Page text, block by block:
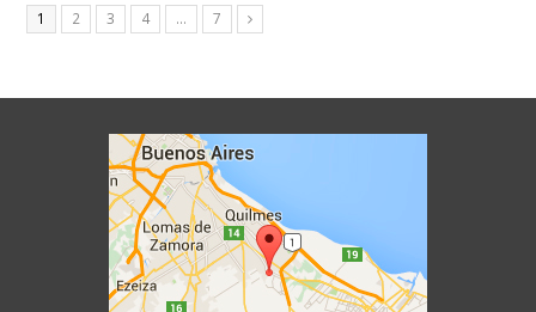
Page
1 Page
2 Page
3 Page
4 … Page
7 Siguiente